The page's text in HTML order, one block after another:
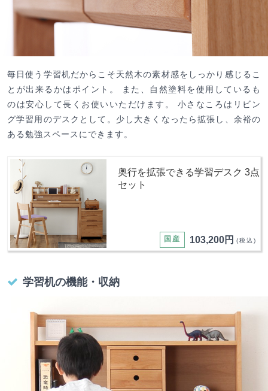
毎日使う学習机だからこそ天然木の素材感をしっかり感じるこ
とが出来るかはポイント。 また、自然塗料を使用しているも
のは安心して長くお使いいただけます。 小さなころはリビン
グ学習用のデスクとして。少し大きくなったら拡張し、余裕の
ある勉強スペースにできます。
奥行を拡張できる学習デスク 3点
セット
国産 103,200円 (税込)
学習机の機能・収納